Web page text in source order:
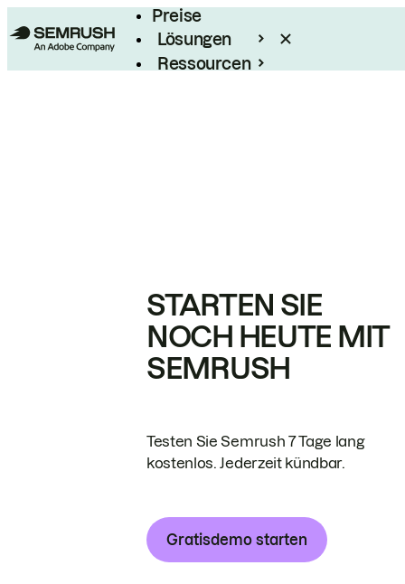
Preise
Lösungen
Ressourcen
STARTEN SIE
NOCH HEUTE MIT
SEMRUSH
Testen Sie Semrush 7 Tage lang
kostenlos. Jederzeit kündbar.
Gratisdemo starten